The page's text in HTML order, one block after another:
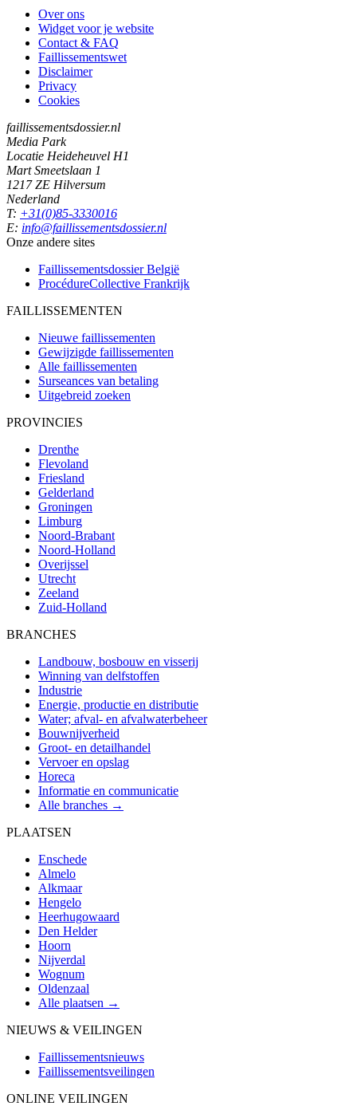
Over ons
Widget voor je website
Contact & FAQ
Faillissementswet
Disclaimer
Privacy
Cookies
faillissementsdossier.nl
Media Park
Locatie Heideheuvel H1
Mart Smeetslaan 1
1217 ZE Hilversum
Nederland
T: +31(0)85-3330016
E: info@faillissementsdossier.nl
Onze andere sites
Faillissementsdossier België
ProcédureCollective Frankrijk
FAILLISSEMENTEN
Nieuwe faillissementen
Gewijzigde faillissementen
Alle faillissementen
Surseances van betaling
Uitgebreid zoeken
PROVINCIES
Drenthe
Flevoland
Friesland
Gelderland
Groningen
Limburg
Noord-Brabant
Noord-Holland
Overijssel
Utrecht
Zeeland
Zuid-Holland
BRANCHES
Landbouw, bosbouw en visserij
Winning van delfstoffen
Industrie
Energie, productie en distributie
Water; afval- en afvalwaterbeheer
Bouwnijverheid
Groot- en detailhandel
Vervoer en opslag
Horeca
Informatie en communicatie
Alle branches →
PLAATSEN
Enschede
Almelo
Alkmaar
Hengelo
Heerhugowaard
Den Helder
Hoorn
Nijverdal
Wognum
Oldenzaal
Alle plaatsen →
NIEUWS & VEILINGEN
Faillissementsnieuws
Faillissementsveilingen
ONLINE VEILINGEN